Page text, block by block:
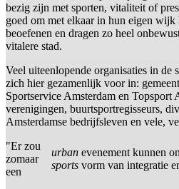
bezig zijn met sporten, vitaliteit of
goed om met elkaar in hun eigen
beoefenen en dragen zo heel
vitalere stad.
Veel uiteenlopende organisaties in de
zich hier gezamenlijk voor in:
Sportservice Amsterdam en Topsport
verenigingen, buurtsportregisseurs,
Amsterdamse bedrijfsleven en vele,
"Er zou
zomaar
een
urban
sports
evenement kunnen
vorm van integratie